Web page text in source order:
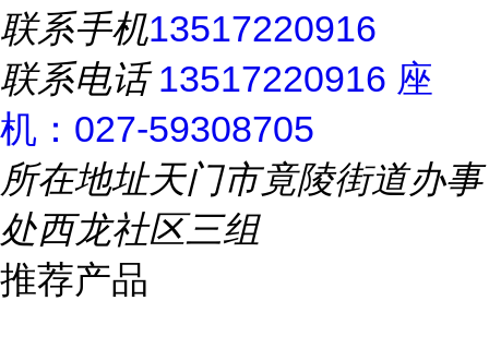
联系手机13517220916
联系电话13517220916 座
机：027-59308705
所在地址天门市竟陵街道办事
处西龙社区三组
推荐产品